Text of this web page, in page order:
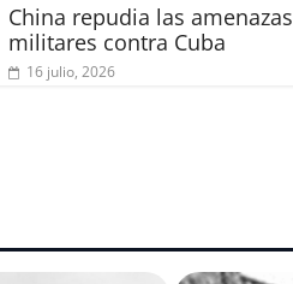
China repudia las amenazas
militares contra Cuba
16 julio, 2026